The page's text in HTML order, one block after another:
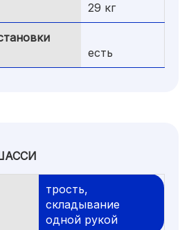
29 кг
есть
трость,
складывание
одной рукой